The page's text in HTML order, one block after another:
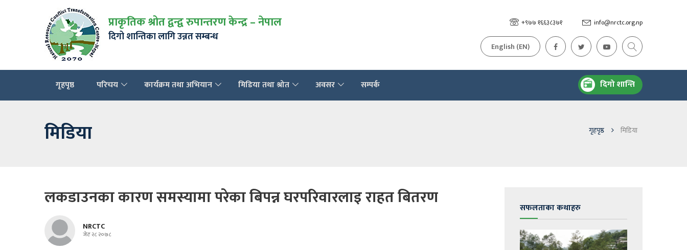
प्राकृतिक श्रोत द्वन्द्व रुपान्तरण केन्द्र – नेपाल
दिगो शान्तिका लागि उन्नत सम्बन्ध
+९७७ १६६३८३७१ info@nrctc.org.np
English (EN)
गृहपृष्ठ परिचय कार्यक्रम तथा अभियान मिडिया तथा श्रोत अवसर सम्पर्क दिगो शान्ति
मिडिया गृहपृष्ठ मिडिया
लकडाउनका कारण समस्यामा परेका बिपन्न घरपरिवारलाइ राहत बितरण
NRCTC
जेठ २८ २०७८
सफलताका कथाहरु